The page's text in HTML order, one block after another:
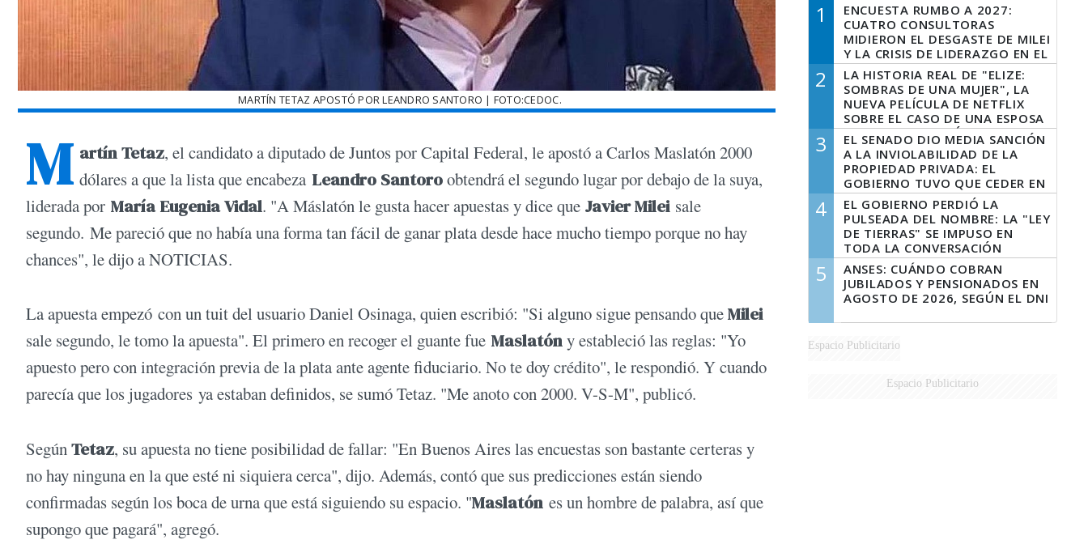
MARTÍN TETAZ APOSTÓ POR LEANDRO SANTORO | FOTO:CEDOC.
M artín Tetaz, el candidato a diputado de Juntos por Capital Federal, le apostó a Carlos Maslatón 2000
dólares a que la lista que encabeza Leandro Santoroobtendrá el segundo lugar por debajo de la suya,
liderada por María Eugenia Vidal. "A Máslatón le gusta hacer apuestas y dice que Javier Mileisale
segundo. Me pareció que no había una forma tan fácil de ganar plata desde hace mucho tiempo porque no hay
chances", le dijo a NOTICIAS.
La apuesta empezó con un tuit del usuario Daniel Osinaga, quien escribió: "Si alguno sigue pensando queMilei
sale segundo, le tomo la apuesta". El primero en recoger el guante fue Maslatóny estableció las reglas: "Yo
apuesto pero con integración previa de la plata ante agente fiduciario. No te doy crédito", le respondió. Y cuando
parecía que los jugadores ya estaban definidos, se sumó Tetaz. "Me anoto con 2000. V-S-M", publicó.
SegúnTetaz, su apuesta no tiene posibilidad de fallar: "En Buenos Aires las encuestas son bastante certeras y
no hay ninguna en la que esté ni siquiera cerca", dijo. Además, contó que sus predicciones están siendo
confirmadas según los boca de urna que está siguiendo su espacio. "Maslatón es un hombre de palabra, así que
supongo que pagará", agregó.
1
ENCUESTA RUMBO A 2027:
CUATRO CONSULTORAS
MIDIERON EL DESGASTE DE MILEI
Y LA CRISIS DE LIDERAZGO EN EL
PERONISMO
2
LA HISTORIA REAL DE "ELIZE:
SOMBRAS DE UNA MUJER", LA
NUEVA PELÍCULA DE NETFLIX
SOBRE EL CASO DE UNA ESPOSA
QUE DESCUARTIZÓ A SU
MARIDO
3
EL SENADO DIO MEDIA SANCIÓN
A LA INVIOLABILIDAD DE LA
PROPIEDAD PRIVADA: EL
GOBIERNO TUVO QUE CEDER EN
LA LEY DEL MANEJO DEL FUEGO
4
EL GOBIERNO PERDIÓ LA
PULSEADA DEL NOMBRE: LA "LEY
DE TIERRAS" SE IMPUSO EN
TODA LA CONVERSACIÓN
DIGITAL
5
ANSES: CUÁNDO COBRAN
JUBILADOS Y PENSIONADOS EN
AGOSTO DE 2026, SEGÚN EL DNI
Espacio Publicitario
Espacio Publicitario